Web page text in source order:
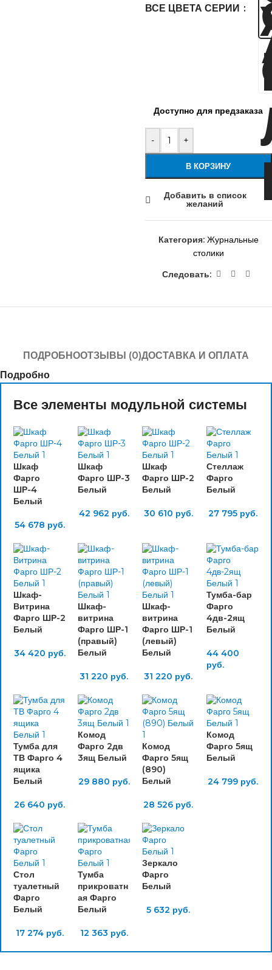
ВСЕ ЦВЕТА СЕРИИ
Доступно для предзаказа
- +
В КОРЗИНУ
Добавить в список
желаний
Категория: Журнальные
столики
Следовать:
ПОДРОБНООТЗЫВЫ (0)ДОСТАВКА И ОПЛАТА
Подробно
Все элементы модульной системы
Шкаф
Фарго
ШР-4
Белый
54 678 руб.
Шкаф
Фарго ШР-3
Белый
42 962 руб.
Шкаф
Фарго ШР-2
Белый
30 610 руб.
Стеллаж
Фарго
Белый
27 795руб.
Шкаф-
Витрина
Фарго ШР-2
Белый
34 420 руб.
Шкаф-
витрина
Фарго ШР-1
(правый)
Белый
31 220 руб.
Шкаф-
витрина
Фарго ШР-1
(левый)
Белый
31 220 руб.
Тумба-бар
Фарго
4дв-2ящ
Белый
44 400
руб.
Тумба для
ТВ Фарго 4
ящика
Белый
26 640 руб.
Комод
Фарго 2дв
3ящ Белый
29 880 руб.
Комод
Фарго 5ящ
(890)
Белый
28 526 руб.
Комод
Фарго 5ящ
Белый
24 799руб.
Стол
туалетный
Фарго
Белый
17 274руб.
Тумба
прикроватн
ая Фарго
Белый
12 363 руб.
Зеркало
Фарго
Белый
5 632 руб.